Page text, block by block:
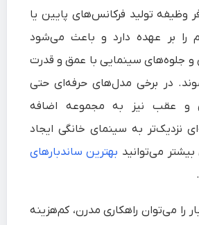
تولید فرکانس‌های پایین یا
را بر عهده دارد و باعث می‌شود
و جلوه‌های سینمایی با عمق و قدرت
در برخی مدل‌های حرفه‌ای حتی
و عقب نیز به مجموعه اضافه
نزدیک‌تر به سینمای خانگی ایجاد
می‌توانید بهترین ساندبارهای
را می‌توان راهکاری مدرن، کم‌هزینه